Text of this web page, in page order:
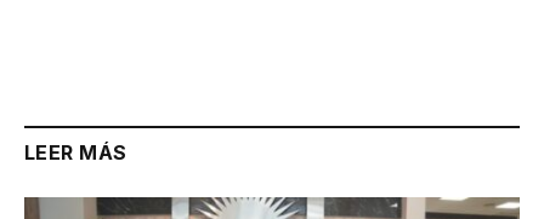
LEER MÁS